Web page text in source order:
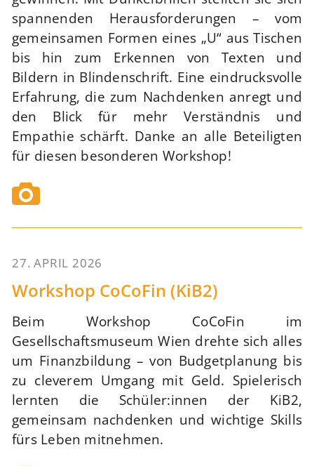
spannenden Herausforderungen – vom
gemeinsamen Formen eines „U“ aus Tischen
bis hin zum Erkennen von Texten und
Bildern in Blindenschrift. Eine eindrucksvolle
Erfahrung, die zum Nachdenken anregt und
den Blick für mehr Verständnis und
Empathie schärft. Danke an alle Beteiligten
für diesen besonderen Workshop!
27. APRIL 2026
Workshop CoCoFin (KiB2)
Beim Workshop CoCoFin im
Gesellschaftsmuseum Wien drehte sich alles
um Finanzbildung – von Budgetplanung bis
zu cleverem Umgang mit Geld. Spielerisch
lernten die Schüler:innen der KiB2,
gemeinsam nachdenken und wichtige Skills
fürs Leben mitnehmen.